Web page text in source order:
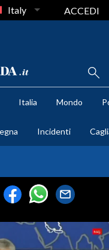
Italy ACCEDI
Italia Mondo
Incidenti